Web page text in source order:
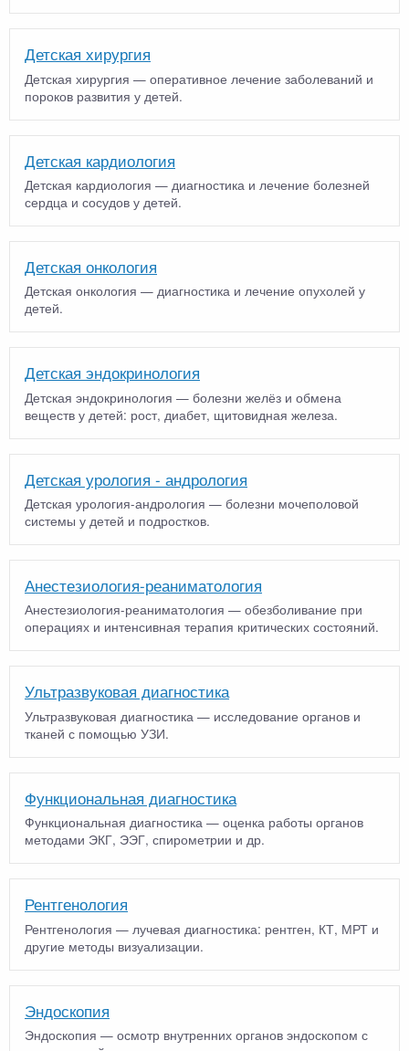
Детская хирургия
Детская хирургия — оперативное лечение заболеваний и
пороков развития у детей.
Детская кардиология
Детская кардиология — диагностика и лечение болезней
сердца и сосудов у детей.
Детская онкология
Детская онкология — диагностика и лечение опухолей у
детей.
Детская эндокринология
Детская эндокринология — болезни желёз и обмена
веществ у детей: рост, диабет, щитовидная железа.
Детская урология - андрология
Детская урология-андрология — болезни мочеполовой
системы у детей и подростков.
Анестезиология-реаниматология
Анестезиология-реаниматология — обезболивание при
операциях и интенсивная терапия критических состояний.
Ультразвуковая диагностика
Ультразвуковая диагностика — исследование органов и
тканей с помощью УЗИ.
Функциональная диагностика
Функциональная диагностика — оценка работы органов
методами ЭКГ, ЭЭГ, спирометрии и др.
Рентгенология
Рентгенология — лучевая диагностика: рентген, КТ, МРТ и
другие методы визуализации.
Эндоскопия
Эндоскопия — осмотр внутренних органов эндоскопом с